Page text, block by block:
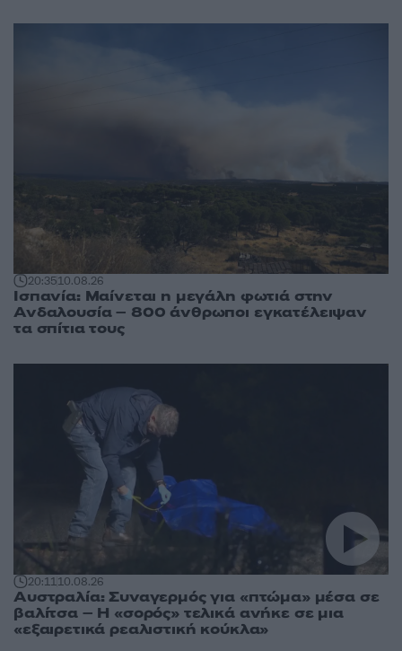
20:3510.08.26
Ισπανία: Μαίνεται η μεγάλη φωτιά στην
Ανδαλουσία – 800 άνθρωποι εγκατέλειψαν
τα σπίτια τους
20:1110.08.26
Αυστραλία: Συναγερμός για «πτώμα» μέσα σε
βαλίτσα – Η «σορός» τελικά ανήκε σε μια
«εξαιρετικά ρεαλιστική κούκλα»